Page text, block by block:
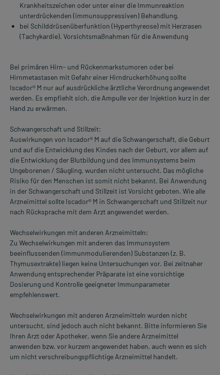
Krankheitszeichen oder unter einer die Immunreaktion
unterdrückenden (immunsuppressiven) Behandlung.
bei Schilddrüsenüberfunktion (Hyperthyreose) mit Herzrasen
(Tachykardie). Vorsichtsmaßnahmen für die Anwendung
Bei primären Hirn- und Rückenmarkstumoren oder bei
Hirnmetastasen mit Gefahr einer Hirndruckerhöhung sollte
Iscador® M nur auf ausdrückliche ärztliche Verordnung angewendet
werden. Es empfiehlt sich, die Ampulle vor der Injektion kurz in der
Hand zu erwärmen.
Schwangerschaft und Stillzeit:
Auswirkungen von Iscador® M auf die Schwangerschaft, die Geburt
und auf die Entwicklung des Kindes nach der Geburt, vor allem auf
die Entwicklung der Blutbildung und des Immunsystems beim
Ungeborenen / Säugling, wurden nicht untersucht. Das mögliche
Risiko für den Menschen ist somit nicht bekannt. Bei Anwendung
in der Schwangerschaft und Stillzeit ist Vorsicht geboten. Wie alle
Arzneimittel sollte Iscador® M in Schwangerschaft und Stillzeit nur
nach Rücksprache mit dem Arzt angewendet werden.
Wechselwirkungen mit anderen Arzneimitteln:
Zu Wechselwirkungen mit anderen das Immunsystem
beeinflussenden (immunmodulierenden) Substanzen (z. B.
Thymusextrakte) liegen keine Untersuchungen vor. Bei zeitnaher
Anwendung entsprechender Präparate ist eine vorsichtige
Dosierung und Kontrolle geeigneter Immunparameter
empfehlenswert.
Wechselwirkungen mit anderen Arzneimitteln wurden nicht
untersucht, sind jedoch auch nicht bekannt. Bitte informieren Sie
Ihren Arzt oder Apotheker, wenn Sie andere Arzneimittel
anwenden bzw. vor kurzem angewendet haben, auch wenn es sich
um nicht verschreibungspflichtige Arzneimittel handelt.